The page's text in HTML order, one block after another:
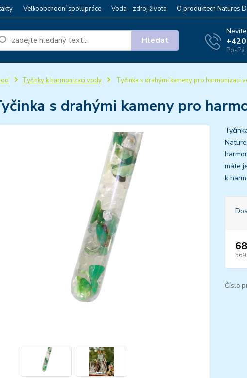
Velkoobchodní spolupráce Voda - zdroj života O produktech Natures
Hledat
Po-Pá
Tyčinky k harmonizaci vody Tyčinka s drahými kameny pro harmonizaci
s drahými kameny pro
máte
k
569
Číslo